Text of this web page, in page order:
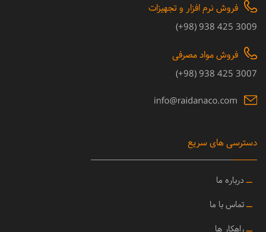
فروش نرم افزار و تجهیزات
3009 425 938 (98+)
فروش مواد مصرفی
3007 425 938 (98+)
دسترسی های سریع
ــ درباره ما
ــتماس با ما
ــراهکار ها